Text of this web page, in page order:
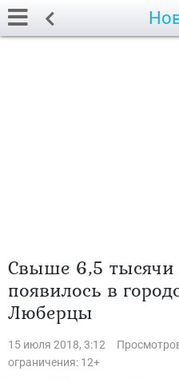
Свыше 6,5 тысячи
появилось в
Люберцы
15 июля 2018, 3:12
ограничения: 12+